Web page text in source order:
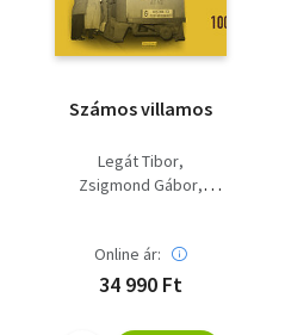
Számos villamos
Legát Tibor
Zsigmond Gábor
Online ár:
34 990 Ft